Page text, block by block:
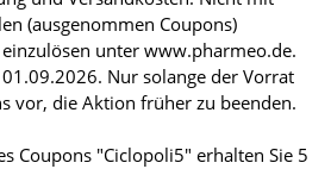
(ausgenommen Coupons)
unter www.pharmeo.de.
Nur solange der Vorrat
vor, die Aktion früher zu beenden.
Coupons "Ciclopoli5" erhalten Sie 5